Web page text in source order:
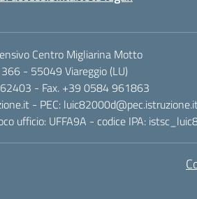
Centro Migliarina Motto
366 - 55049 Viareggio (LU)
- Fax. +39 0584 961863
- PEC:
ufficio: UFFA9A - codice IPA: